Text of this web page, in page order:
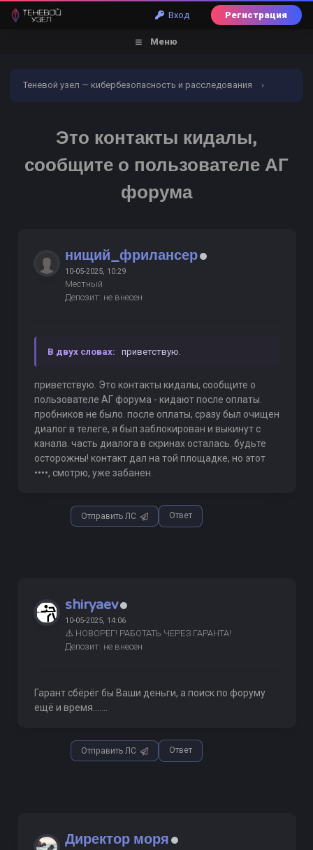
Вход Регистрация
Меню
Теневой узел — кибербезопасность и расследования ›
Это контакты кидалы,
сообщите о пользователе АГ
форума
нищий_фрилансер
10-05-2025, 10:29
Местный
Депозит: не внесен
В двух словах: приветствую.
приветствую. Это контакты кидалы, сообщите о
пользователе АГ форума - кидают после оплаты.
пробников не было. после оплаты, сразу был очищен
диалог в телеге, я был заблокирован и выкинут с
канала. часть диалога в скринах осталась. будьте
осторожны! контакт дал на той площадке, но этот
••••, смотрю, уже забанен.
Отправить ЛС Ответ
shiryaev
10-05-2025, 14:06
⚠️ НОВОРЕГ! РАБОТАТЬ ЧЕРЕЗ ГАРАНТА!
Депозит: не внесен
Гарант сбёрёг бы Ваши деньги, а поиск по форуму
ещё и время.......
Отправить ЛС Ответ
Директор моря